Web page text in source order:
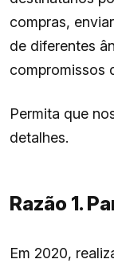
compras,
de diferentes
compromissos
Permita que
detalhes.
Razão 1.
Em 2020,